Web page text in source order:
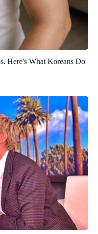
Here's What Koreans Do